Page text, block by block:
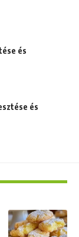
és
és